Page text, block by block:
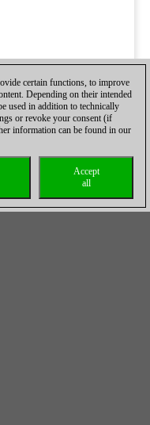
certain functions, to improve
Depending on their intended
used in addition to technically
or revoke your consent (if
information can be found in our
Accept
all